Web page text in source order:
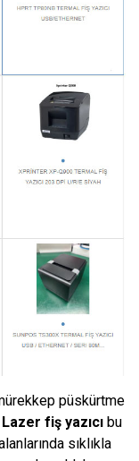
püskürtme
Lazer fiş yazıcı bu
sıklıkla